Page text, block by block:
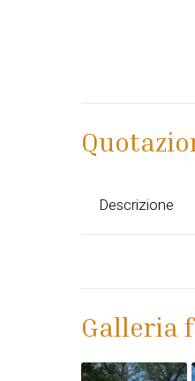
Descrizione
Galleria